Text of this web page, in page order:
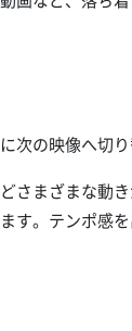
次の映像へ切り
さまざまな動
す。テンポ感